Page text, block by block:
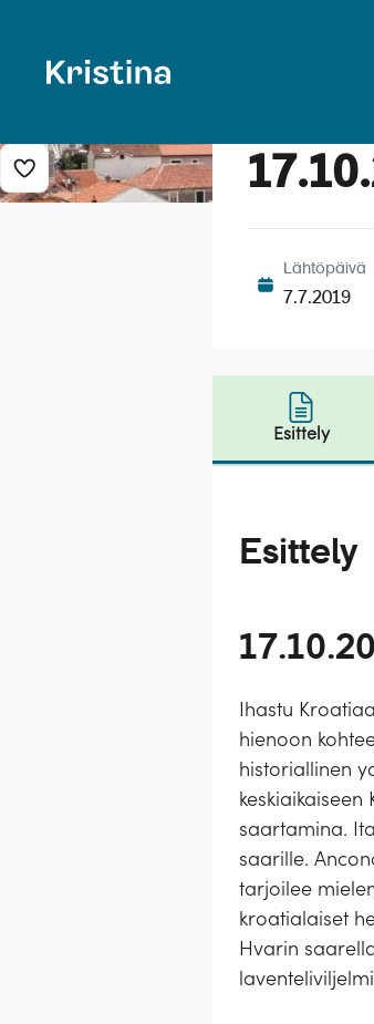
Lisää risteily suosikkeihin
Lähtöpäivä
7.7.2019
Esittely
Esittely
Ihastu
hienoon
historiallinen
saartamina.
saarille.
tarjoilee
kroatialaiset
Hvarin